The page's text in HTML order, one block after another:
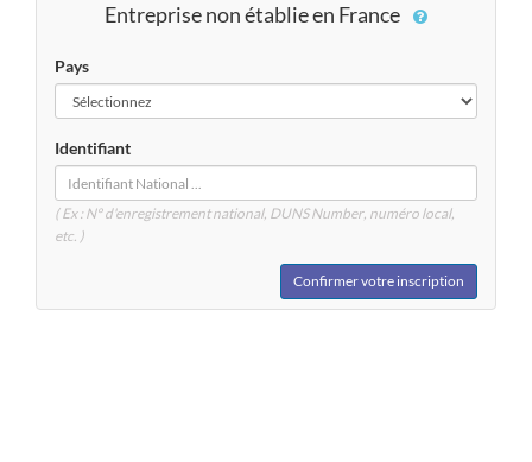
Entreprise non établie en France
Pays
Identifiant
( Ex : N° d'enregistrement national, DUNSNumber, numéro local,
etc. )